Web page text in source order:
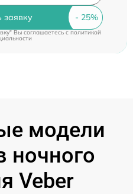
заявку
Вы соглашаетесь cполитикой
модели
ночного
Veber